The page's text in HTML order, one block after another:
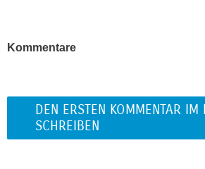
Kommentare
DEN ERSTEN KOMMENTAR IM
SCHREIBEN